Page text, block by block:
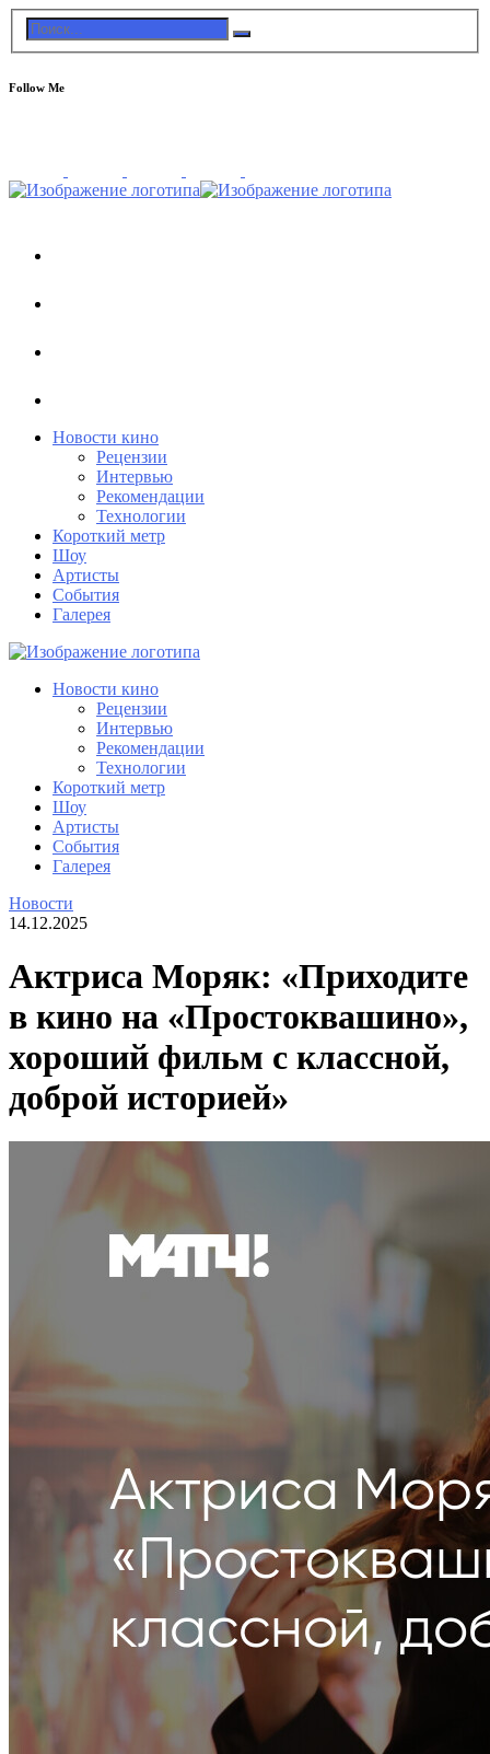
Follow Me
Новости кино
Рецензии
Интервью
Рекомендации
Технологии
Короткий метр
Шоу
Артисты
События
Галерея
Новости кино
Рецензии
Интервью
Рекомендации
Технологии
Короткий метр
Шоу
Артисты
События
Галерея
Новости
14.12.2025
Актриса Моряк: «Приходите
в кино на «Простоквашино»,
хороший фильм с классной,
доброй историей»